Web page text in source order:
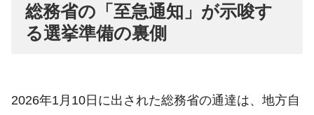
総務省の「至急通知」が示唆す
る選挙準備の裏側
2026年1月10日に出された総務省の通達は、地方自